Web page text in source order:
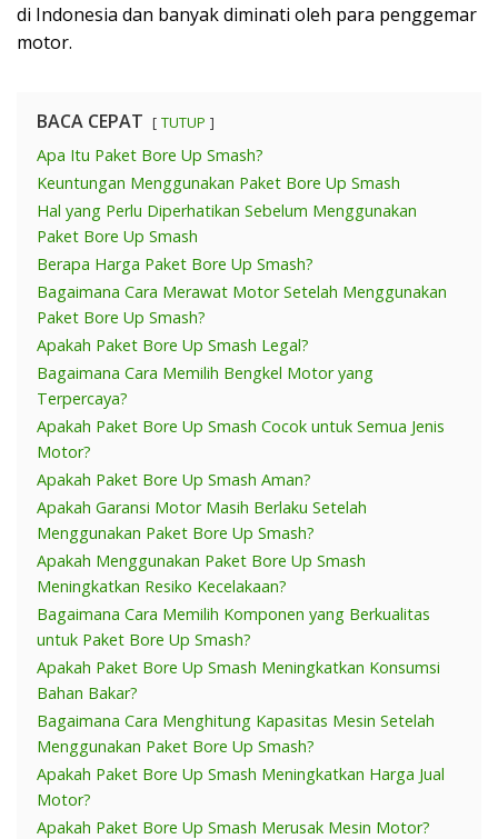
di Indonesia dan banyak diminati oleh para penggemar
motor.
BACA CEPAT TUTUP
Apa Itu Paket Bore Up Smash?
Keuntungan Menggunakan Paket Bore Up Smash
Hal yang Perlu Diperhatikan Sebelum Menggunakan
Paket Bore Up Smash
Berapa Harga Paket Bore Up Smash?
Bagaimana Cara Merawat Motor Setelah Menggunakan
Paket Bore Up Smash?
Apakah Paket Bore Up Smash Legal?
Bagaimana Cara Memilih Bengkel Motor yang
Terpercaya?
Apakah Paket Bore Up Smash Cocok untuk Semua Jenis
Motor?
Apakah Paket Bore Up Smash Aman?
Apakah Garansi Motor Masih Berlaku Setelah
Menggunakan Paket Bore Up Smash?
Apakah Menggunakan Paket Bore Up Smash
Meningkatkan Resiko Kecelakaan?
Bagaimana Cara Memilih Komponen yang Berkualitas
untuk Paket Bore Up Smash?
Apakah Paket Bore Up Smash Meningkatkan Konsumsi
Bahan Bakar?
Bagaimana Cara Menghitung Kapasitas Mesin Setelah
Menggunakan Paket Bore Up Smash?
Apakah Paket Bore Up Smash Meningkatkan Harga Jual
Motor?
Apakah Paket Bore Up Smash Merusak Mesin Motor?